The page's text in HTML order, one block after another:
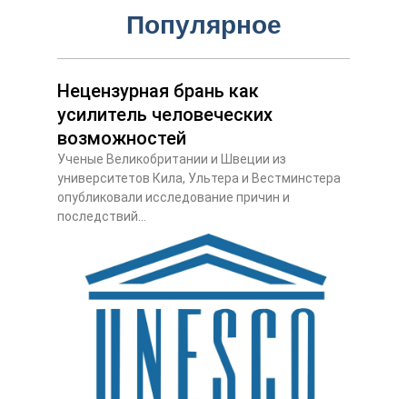
Популярное
Нецензурная брань как
усилитель человеческих
возможностей
Ученые Великобритании и Швеции из
университетов Кила, Ультера и Вестминстера
опубликовали исследование причин и
последствий...